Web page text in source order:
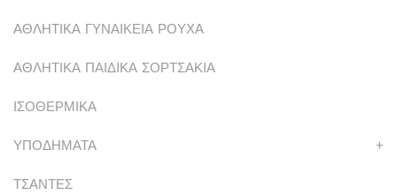
ΑΘΛΗΤΙΚΑ ΓΥΝΑΙΚΕΙΑ ΡΟΥΧΑ
ΑΘΛΗΤΙΚΑ ΠΑΙΔΙΚΑ ΣΟΡΤΣΑΚΙΑ
ΙΣΟΘΕΡΜΙΚΑ
ΥΠΟΔΗΜΑΤΑ +
ΤΣΑΝΤΕΣ